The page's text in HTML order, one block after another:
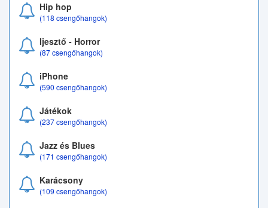
Hip hop
(118 csengőhangok)
Ijesztő - Horror
(87 csengőhangok)
iPhone
(590 csengőhangok)
Játékok
(237 csengőhangok)
Jazz és Blues
(171 csengőhangok)
Karácsony
(109 csengőhangok)